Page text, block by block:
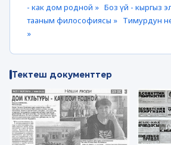
- как дом родной » Боз үй - кыргыз
тааным философиясы » Тимурдун
»
Тектеш документтер